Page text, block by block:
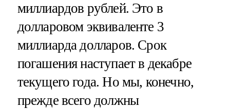
миллиардов рублей. Это в
долларовом эквиваленте 3
миллиарда долларов. Срок
погашения наступает в декабре
текущего года. Но мы, конечно,
прежде всего должны